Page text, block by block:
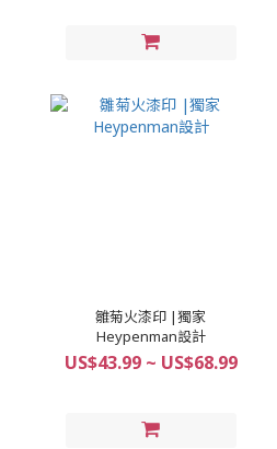
雛菊火漆印 |獨家
Heypenman設計
US$43.99 ~ US$68.99